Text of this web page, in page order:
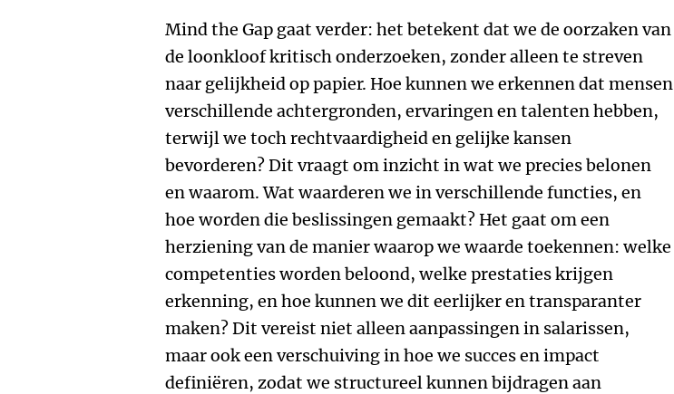
Mind the Gap gaat verder: het betekent dat we de oorzaken van
de loonkloof kritisch onderzoeken, zonder alleen te streven
naar gelijkheid op papier. Hoe kunnen we erkennen dat mensen
verschillende achtergronden, ervaringen en talenten hebben,
terwijl we toch rechtvaardigheid en gelijke kansen
bevorderen? Dit vraagt om inzicht in wat we precies belonen
en waarom. Wat waarderen we in verschillende functies, en
hoe worden die beslissingen gemaakt? Het gaat om een
herziening van de manier waarop we waarde toekennen: welke
competenties worden beloond, welke prestaties krijgen
erkenning, en hoe kunnen we dit eerlijker en transparanter
maken? Dit vereist niet alleen aanpassingen in salarissen,
maar ook een verschuiving in hoe we succes en impact
definiëren, zodat we structureel kunnen bijdragen aan